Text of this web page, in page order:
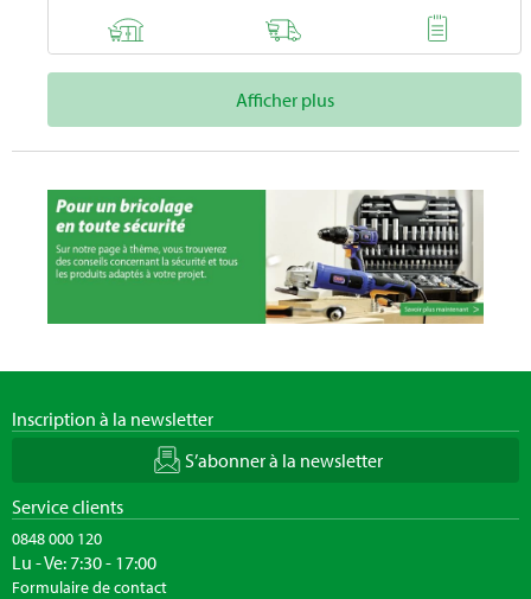
Afficher plus
Inscription à la newsletter
S’abonner à la newsletter
Service clients
0848 000 120
Lu - Ve: 7:30 - 17:00
Formulaire de contact